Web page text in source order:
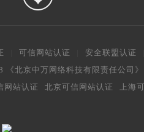
可信网站认证 安全联盟认证
《北京中万网络科技有限责任公司
网站认证 北京可信网站认证
上海